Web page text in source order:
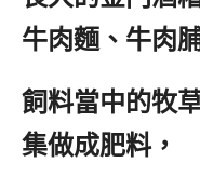
牛肉麵、牛肉
飼料當中的牧
集做成肥料，